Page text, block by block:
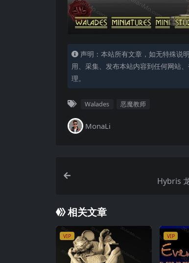
声明：本站所有文章，如无特殊说
用、采集、发布本站内容到任何网站
理。
Walades 恶魔教师
MonaLi
Hybris
相关文章
VIP VIP